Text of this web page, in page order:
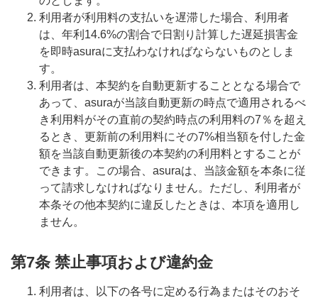
利用者が利用料の支払いを遅滞した場合、利用者
は、年利14.6%の割合で日割り計算した遅延損害金
を即時asuraに支払わなければならないものとしま
す。
利用者は、本契約を自動更新することとなる場合で
あって、asuraが当該自動更新の時点で適用されるべ
き利用料がその直前の契約時点の利用料の7％を超え
るとき、更新前の利用料にその7%相当額を付した金
額を当該自動更新後の本契約の利用料とすることが
できます。この場合、asuraは、当該金額を本条に従
って請求しなければなりません。ただし、利用者が
本条その他本契約に違反したときは、本項を適用し
ません。
第7条 禁止事項および違約金
利用者は、以下の各号に定める行為またはそのおそ